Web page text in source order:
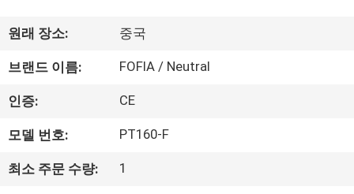
동
영
상
우
원래 장소: 중국
브랜드 이름: FOFIA / Neutral
인증: CE
모델 번호: PT160-F
최소 주문 수량: 1